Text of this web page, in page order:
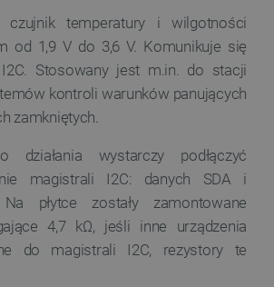
temperatury i wilgotności
od 1,9 V do 3,6 V. Komunikuje się
Stosowany jest m.in. do stacji
kontroli warunków panujących
zamkniętych.
działania wystarczy podłączyć
magistrali I2C: danych SDA i
płytce zostały zamontowane
4,7 kΩ, jeśli inne urządzenia
do magistrali I2C, rezystory te